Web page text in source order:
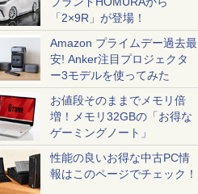
「2×9R」が登場！
Amazon プライムデー過去最
安! Anker注目プロジェクタ
ー3モデルを使ってみた
お値段そのままでメモリ倍
増！メモリ32GBの「お得な
ゲーミングノート」
性能の良いお得な中古PC情
報はこのページでチェック！